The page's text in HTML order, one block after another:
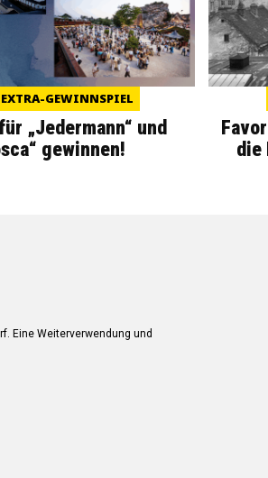
EXTRA-GEWINNSPIEL
„Jedermann“ und
gewinnen!
die
Eine Weiterverwendung und